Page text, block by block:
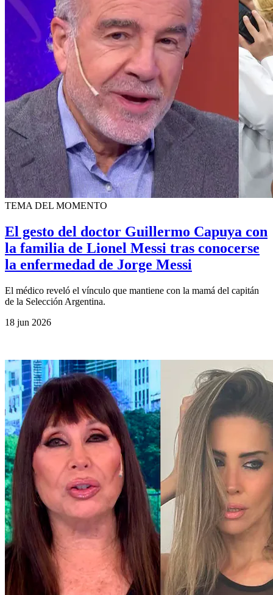
TEMA DEL MOMENTO
El gesto del doctor Guillermo Capuya con
la familia de Lionel Messi tras conocerse
la enfermedad de Jorge Messi
El médico reveló el vínculo que mantiene con la mamá del capitán
de la Selección Argentina.
18 jun 2026